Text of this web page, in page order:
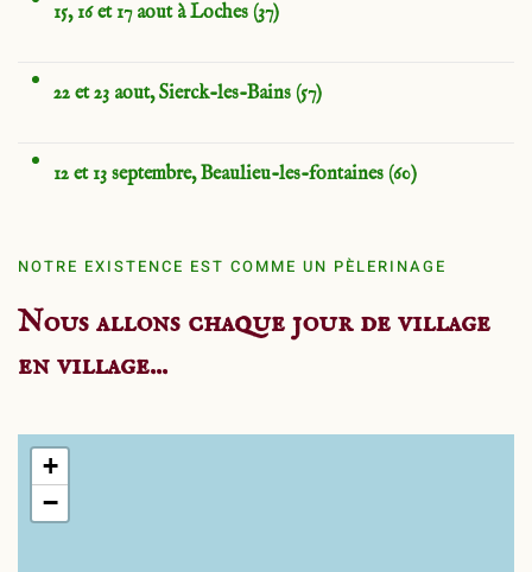
15, 16 et 17 aout à Loches (37)
22 et 23 aout, Sierck-les-Bains (57)
12 et 13 septembre, Beaulieu-les-fontaines (60)
NOTRE EXISTENCE EST COMME UN PÈLERINAGE
Nous allons chaque jour de village
en village...
+
−